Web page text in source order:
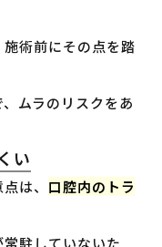
術前にその点を踏
ムラのリスクをあ
い
は、 口腔内のトラ
駐していないた